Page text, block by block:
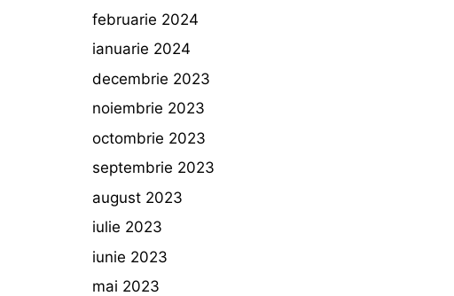
februarie 2024
ianuarie 2024
decembrie 2023
noiembrie 2023
octombrie 2023
septembrie 2023
august 2023
iulie 2023
iunie 2023
mai 2023